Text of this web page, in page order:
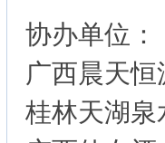
协办单位：
广西晨天恒
桂林天湖泉